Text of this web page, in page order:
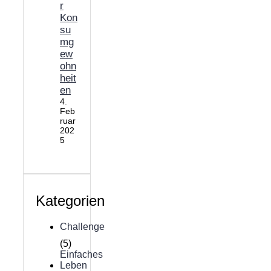
r
Kon
su
mg
ew
ohn
heit
en
4.
Feb
ruar
202
5
Kategorien
Challenge
(5)
Einfaches
Leben